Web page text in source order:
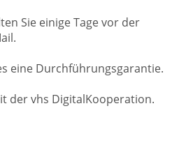
Sie einige Tage vor der
eine Durchführungsgarantie.
der vhs DigitalKooperation.